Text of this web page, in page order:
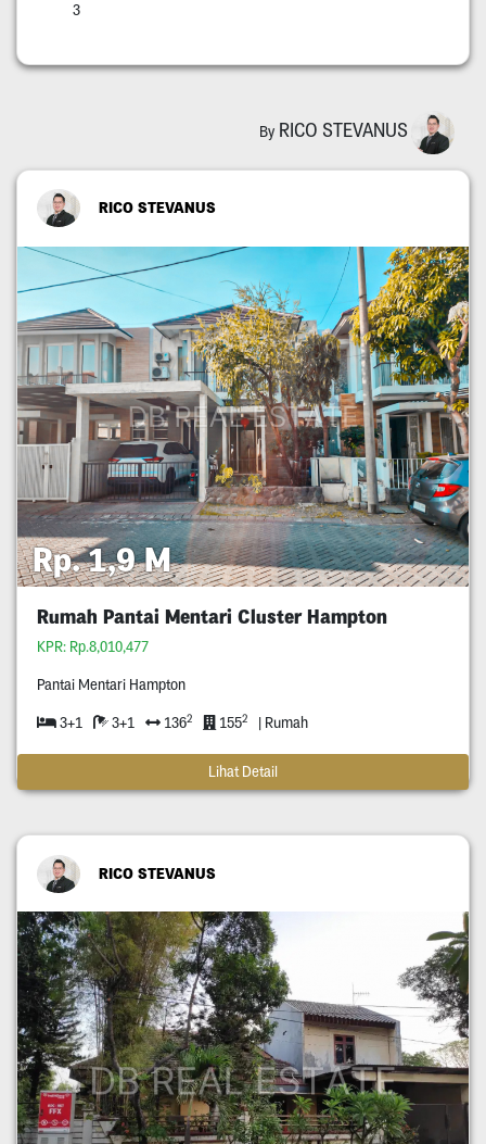
3
By RICO STEVANUS
RICO STEVANUS
Rp. 1,9 M
Rumah Pantai Mentari Cluster Hampton
KPR: Rp.8,010,477
Pantai Mentari Hampton
3+1 3+1 1362 1552 | Rumah
Lihat Detail
RICO STEVANUS